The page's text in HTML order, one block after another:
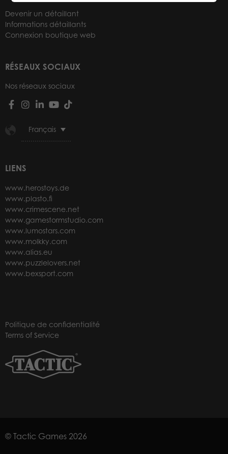
Devenir un détaillant
Informations détaillants
Connexion boutique web
RÉSEAUX SOCIAUX
Nos réseaux sociaux
Français
LIENS
www.herostoys.de
www.plasto.fi
www.crimescene.net
www.gamestormstudio.com
www.lumostars.com
www.molkky.com
www.alias.eu
www.puzzlelovers.net
www.bexsport.com
Politique de confidentialité
Terms of Service
© Tactic Games 2026